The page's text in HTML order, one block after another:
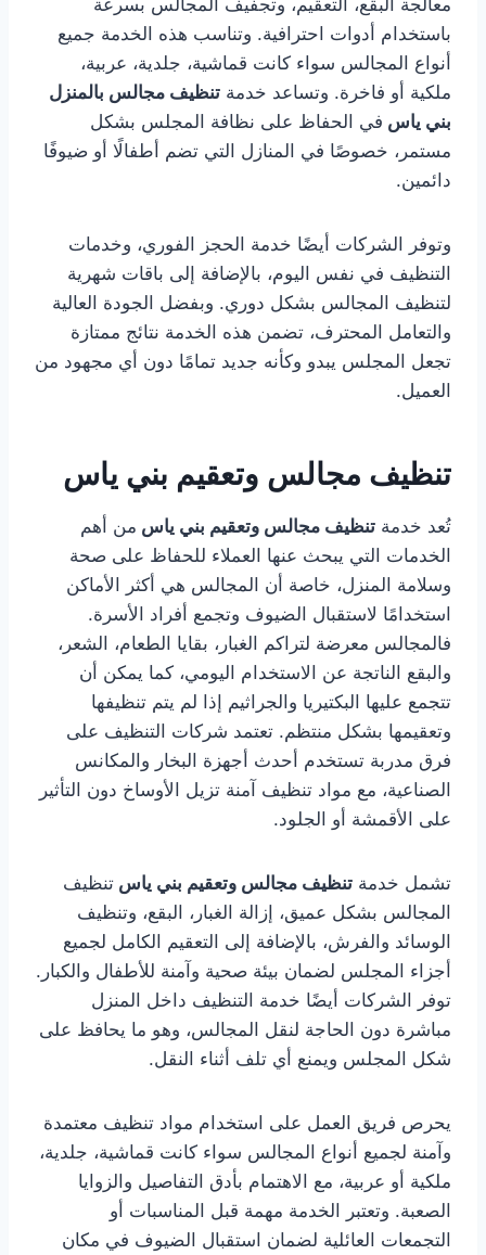
معالجة البقع، التعقيم، وتجفيف المجالس بسرعة
باستخدام أدوات احترافية. وتناسب هذه الخدمة جميع
أنواع المجالس سواء كانت قماشية، جلدية، عربية،
ملكية أو فاخرة. وتساعد خدمة تنظيف مجالس بالمنزل
بني ياس في الحفاظ على نظافة المجلس بشكل
مستمر، خصوصًا في المنازل التي تضم أطفالًا أو ضيوفًا
دائمين.
وتوفر الشركات أيضًا خدمة الحجز الفوري، وخدمات
التنظيف في نفس اليوم، بالإضافة إلى باقات شهرية
لتنظيف المجالس بشكل دوري. وبفضل الجودة العالية
والتعامل المحترف، تضمن هذه الخدمة نتائج ممتازة
تجعل المجلس يبدو وكأنه جديد تمامًا دون أي مجهود من
العميل.
تنظيف مجالس وتعقيم بني ياس
تُعد خدمة تنظيف مجالس وتعقيم بني ياس من أهم
الخدمات التي يبحث عنها العملاء للحفاظ على صحة
وسلامة المنزل، خاصة أن المجالس هي أكثر الأماكن
استخدامًا لاستقبال الضيوف وتجمع أفراد الأسرة.
فالمجالس معرضة لتراكم الغبار، بقايا الطعام، الشعر،
والبقع الناتجة عن الاستخدام اليومي، كما يمكن أن
تتجمع عليها البكتيريا والجراثيم إذا لم يتم تنظيفها
وتعقيمها بشكل منتظم. تعتمد شركات التنظيف على
فرق مدربة تستخدم أحدث أجهزة البخار والمكانس
الصناعية، مع مواد تنظيف آمنة تزيل الأوساخ دون التأثير
على الأقمشة أو الجلود.
تشمل خدمة تنظيف مجالس وتعقيم بني ياس تنظيف
المجالس بشكل عميق، إزالة الغبار، البقع، وتنظيف
الوسائد والفرش، بالإضافة إلى التعقيم الكامل لجميع
أجزاء المجلس لضمان بيئة صحية وآمنة للأطفال والكبار.
توفر الشركات أيضًا خدمة التنظيف داخل المنزل
مباشرة دون الحاجة لنقل المجالس، وهو ما يحافظ على
شكل المجلس ويمنع أي تلف أثناء النقل.
يحرص فريق العمل على استخدام مواد تنظيف معتمدة
وآمنة لجميع أنواع المجالس سواء كانت قماشية، جلدية،
ملكية أو عربية، مع الاهتمام بأدق التفاصيل والزوايا
الصعبة. وتعتبر الخدمة مهمة قبل المناسبات أو
التجمعات العائلية لضمان استقبال الضيوف في مكان